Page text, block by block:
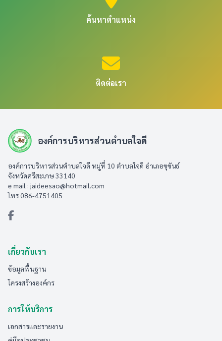
ค้นหาตำแหน่ง
ติดต่อเรา
องค์การบริหารส่วนตำบลใจดี
องค์การบริหารส่วนตำบลใจดี หมู่ที่ 10 ตำบลใจดี อำเภอขุขันธ์
จังหวัดศรีสะเกษ 33140
e mail : jaideesao@hotmail.com
โทร 086-4751405
เกี่ยวกับเรา
ข้อมูลพื้นฐาน
โครงสร้างองค์กร
การให้บริการ
เอกสารและรายงาน